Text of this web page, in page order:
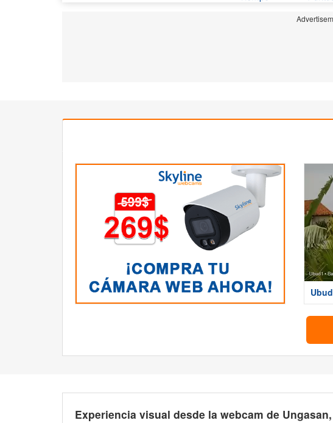
Experiencia visual desde la webcam de